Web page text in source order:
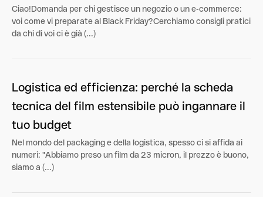
Ciao!Domanda per chi gestisce un negozio o un e‑commerce:
voi come vi preparate al Black Friday?Cerchiamo consigli pratici
da chi di voi ci è già (...)
Logistica ed efficienza: perché la scheda
tecnica del film estensibile può ingannare il
tuo budget
Nel mondo del packaging e della logistica, spesso ci si affida ai
numeri: "Abbiamo preso un film da 23 micron, il prezzo è buono,
siamo a (...)